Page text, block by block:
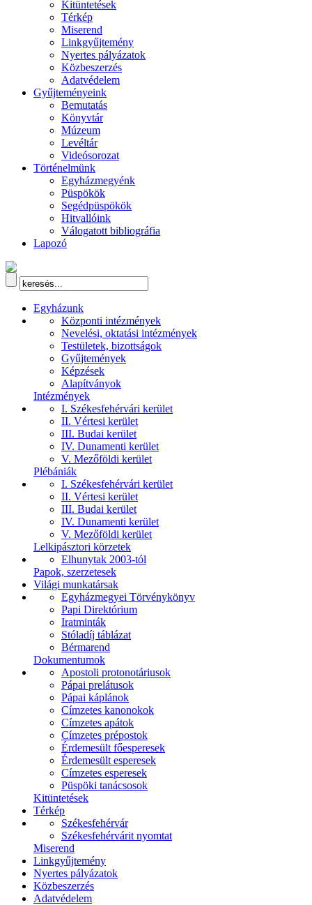
Kitüntetések
Térkép
Miserend
Linkgyűjtemény
Nyertes pályázatok
Közbeszerzés
Adatvédelem
Gyűjteményeink
Bemutatás
Könyvtár
Múzeum
Levéltár
Videósorozat
Történelmünk
Egyházmegyénk
Püspökök
Segédpüspökök
Hitvallóink
Válogatott bibliográfia
Lapozó
Egyházunk
Központi intézmények
Nevelési, oktatási intézmények
Testületek, bizottságok
Gyűjtemények
Képzések
Alapítványok
Intézmények
I. Székesfehérvári kerület
II. Vértesi kerület
III. Budai kerület
IV. Dunamenti kerület
V. Mezőföldi kerület
Plébániák
I. Székesfehérvári kerület
II. Vértesi kerület
III. Budai kerület
IV. Dunamenti kerület
V. Mezőföldi kerület
Lelkipásztori körzetek
Elhunytak 2003-tól
Papok, szerzetesek
Világi munkatársak
Egyházmegyei Törvénykönyv
Papi Direktórium
Iratminták
Stóladíj táblázat
Bérmarend
Dokumentumok
Apostoli protonotáriusok
Pápai prelátusok
Pápai káplánok
Címzetes kanonokok
Címzetes apátok
Címzetes prépostok
Érdemesült főesperesek
Érdemesült esperesek
Címzetes esperesek
Püspöki tanácsosok
Kitüntetések
Térkép
Székesfehérvár
Székesfehérvárit nyomtat
Miserend
Linkgyűjtemény
Nyertes pályázatok
Közbeszerzés
Adatvédelem